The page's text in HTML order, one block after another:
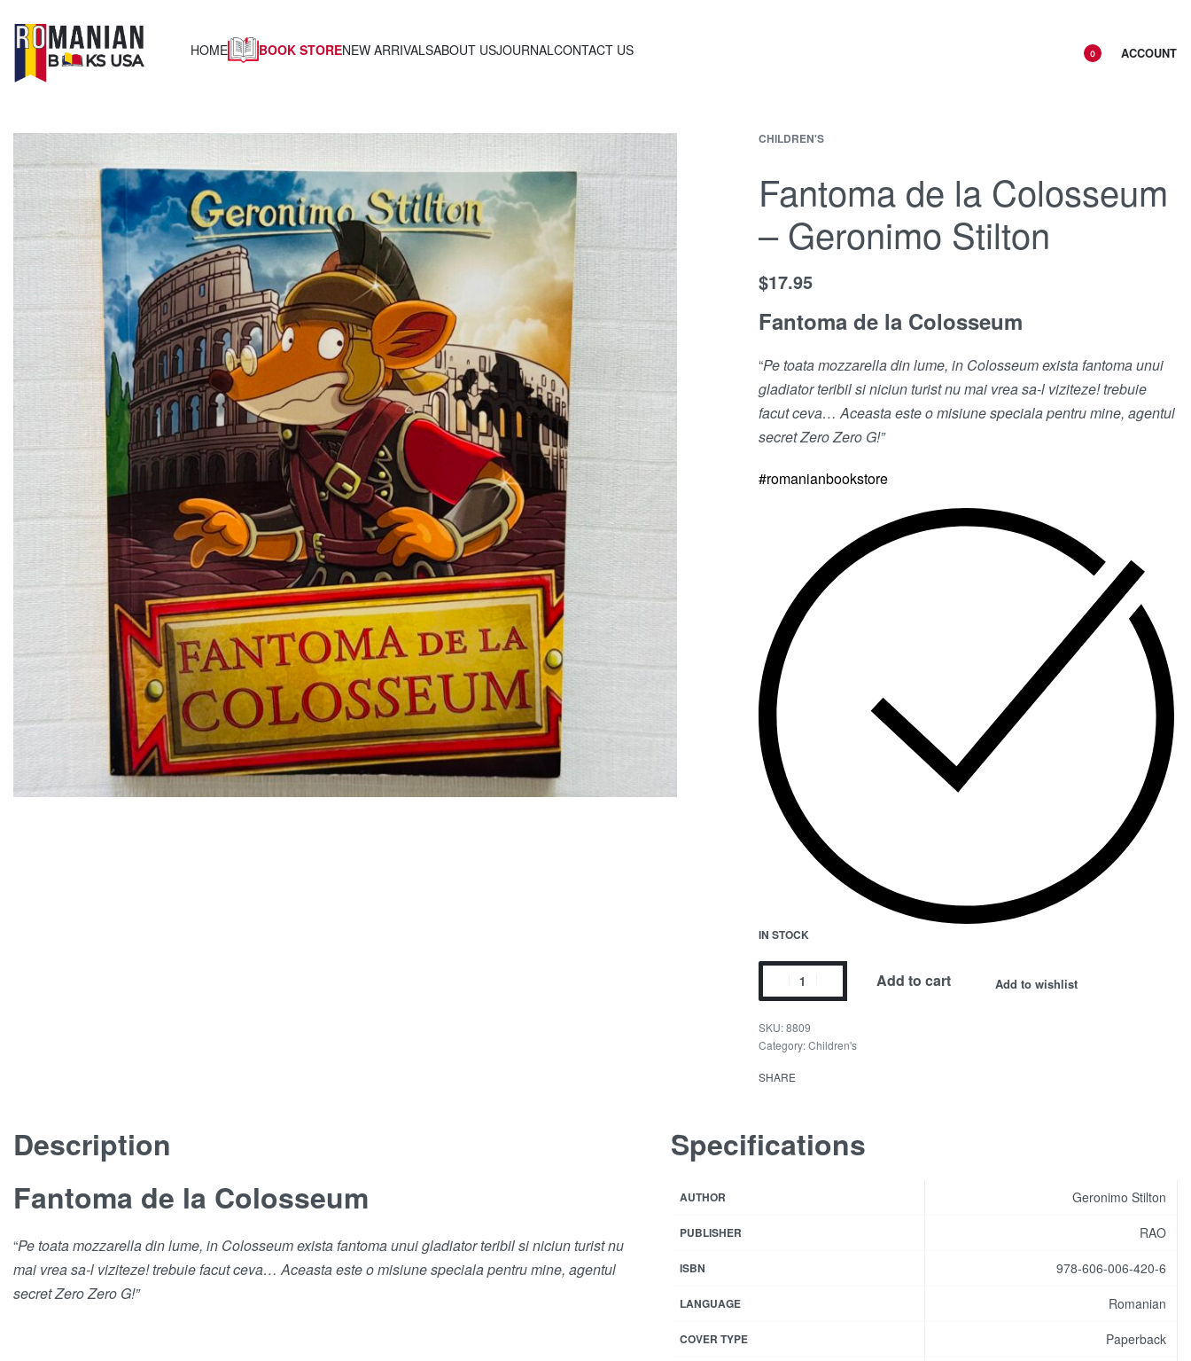
HOME BOOK STORENEW ARRIVALSABOUT USJOURNALCONTACT US 0 ACCOUNT
CHILDREN'S
Fantoma de la Colosseum
– Geronimo Stilton
$17.95
Fantoma de la Colosseum
“Pe toata mozzarella din lume, in Colosseum exista fantoma unui
gladiator teribil si niciun turist nu mai vrea sa-l viziteze! trebuie
facut ceva…Aceasta este o misiune speciala pentru mine, agentul
secret Zero Zero G!”
#romanianbookstore
IN STOCK
Add to cart Add to wishlist
8809
Category:Children's
SHARE
Description
Fantoma de la Colosseum
“Pe toata mozzarella din lume, in Colosseum exista fantoma unui gladiator teribil si niciun turist nu
mai vrea sa-l viziteze! trebuie facut ceva…Aceasta este o misiune speciala pentru mine, agentul
secret Zero Zero G!”
Specifications
AUTHOR Geronimo Stilton
PUBLISHER RAO
ISBN 978-606-006-420-6
LANGUAGE Romanian
COVER TYPE Paperback